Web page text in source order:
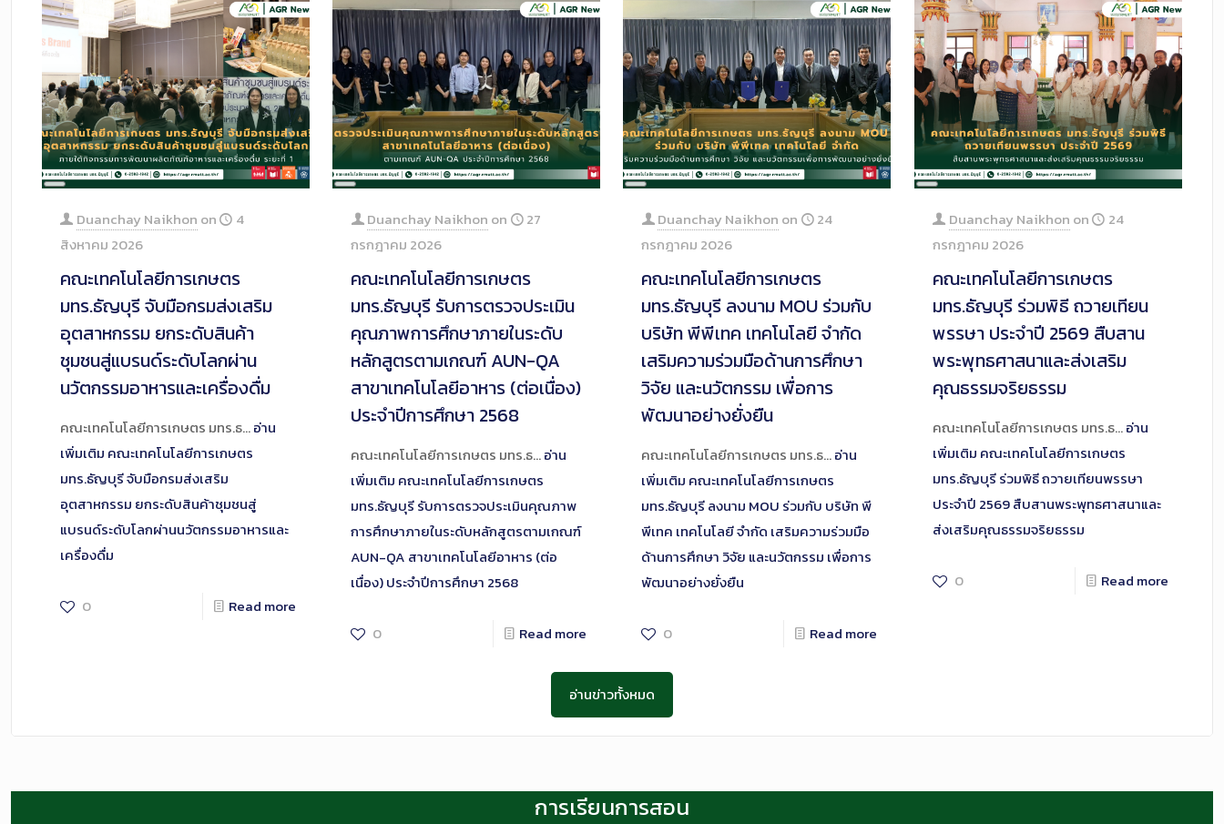
Long
Description
Duanchay Naikhon on
4
สิงหาคม 2026
คณะเทคโนโลยีการเกษตร
มทร.ธัญบุรี จับมือกรมส่งเสริม
อุตสาหกรรม ยกระดับสินค้า
ชุมชนสู่แบรนด์ระดับโลกผ่าน
นวัตกรรมอาหารและเครื่องดื่ม
คณะเทคโนโลยีการเกษตร มทร.ธ…อ่าน
เพิ่มเติม คณะเทคโนโลยีการเกษตร
มทร.ธัญบุรี จับมือกรมส่งเสริม
อุตสาหกรรม ยกระดับสินค้าชุมชนสู่
แบรนด์ระดับโลกผ่านนวัตกรรมอาหารและ
เครื่องดื่ม
0 Read more
Long
Description
Duanchay Naikhon on
27
กรกฎาคม 2026
คณะเทคโนโลยีการเกษตร
มทร.ธัญบุรี รับการตรวจประเมิน
คุณภาพการศึกษาภายในระดับ
หลักสูตรตามเกณฑ์ AUN-QA
สาขาเทคโนโลยีอาหาร (ต่อเนื่อง)
ประจำปีการศึกษา 2568
คณะเทคโนโลยีการเกษตร มทร.ธ…อ่าน
เพิ่มเติม คณะเทคโนโลยีการเกษตร
มทร.ธัญบุรี รับการตรวจประเมินคุณภาพ
การศึกษาภายในระดับหลักสูตรตามเกณฑ์
AUN-QA สาขาเทคโนโลยีอาหาร (ต่อ
เนื่อง) ประจำปีการศึกษา 2568
0 Read more
Long
Description
Duanchay Naikhon on
24
กรกฎาคม 2026
คณะเทคโนโลยีการเกษตร
มทร.ธัญบุรี ลงนาม MOU ร่วมกับ
บริษัท พีพีเทค เทคโนโลยี จำกัด
เสริมความร่วมมือด้านการศึกษา
วิจัย และนวัตกรรม เพื่อการ
พัฒนาอย่างยั่งยืน
คณะเทคโนโลยีการเกษตร มทร.ธ…อ่าน
เพิ่มเติม คณะเทคโนโลยีการเกษตร
มทร.ธัญบุรี ลงนาม MOU ร่วมกับ บริษัท พี
พีเทค เทคโนโลยี จำกัด เสริมความร่วมมือ
ด้านการศึกษา วิจัย และนวัตกรรม เพื่อการ
พัฒนาอย่างยั่งยืน
0 Read more
Long
Description
Duanchay Naikhon on
24
กรกฎาคม 2026
คณะเทคโนโลยีการเกษตร
มทร.ธัญบุรี ร่วมพิธี ถวายเทียน
พรรษา ประจำปี 2569 สืบสาน
พระพุทธศาสนาและส่งเสริม
คุณธรรมจริยธรรม
คณะเทคโนโลยีการเกษตร มทร.ธ…อ่าน
เพิ่มเติม คณะเทคโนโลยีการเกษตร
มทร.ธัญบุรี ร่วมพิธี ถวายเทียนพรรษา
ประจำปี 2569 สืบสานพระพุทธศาสนาและ
ส่งเสริมคุณธรรมจริยธรรม
0 Read more
อ่านข่าวทั้งหมด
การเรียนการสอน